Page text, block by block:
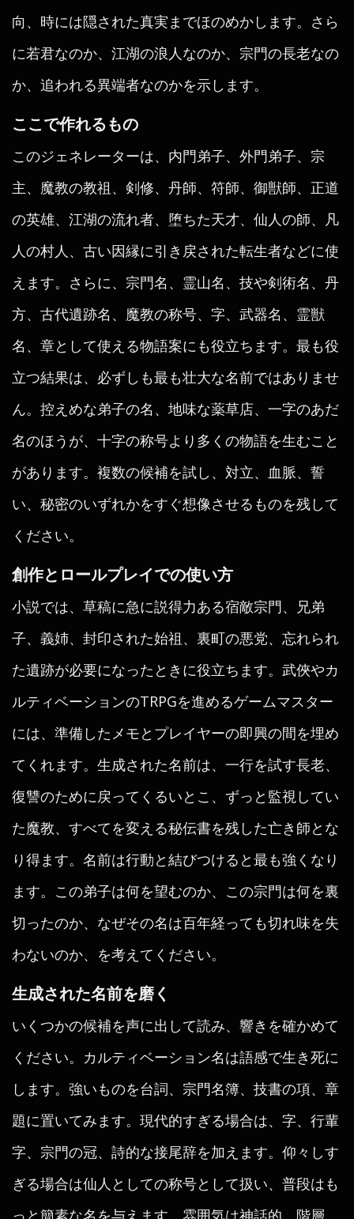
向、時には隠された真実までほのめかします。さら
に若君なのか、江湖の浪人なのか、宗門の長老なの
か、追われる異端者なのかを示します。
ここで作れるもの
このジェネレーターは、内門弟子、外門弟子、宗
主、魔教の教祖、剣修、丹師、符師、御獣師、正道
の英雄、江湖の流れ者、堕ちた天才、仙人の師、凡
人の村人、古い因縁に引き戻された転生者などに使
えます。さらに、宗門名、霊山名、技や剣術名、丹
方、古代遺跡名、魔教の称号、字、武器名、霊獣
名、章として使える物語案にも役立ちます。最も役
立つ結果は、必ずしも最も壮大な名前ではありませ
ん。控えめな弟子の名、地味な薬草店、一字のあだ
名のほうが、十字の称号より多くの物語を生むこと
があります。複数の候補を試し、対立、血脈、誓
い、秘密のいずれかをすぐ想像させるものを残して
ください。
創作とロールプレイでの使い方
小説では、草稿に急に説得力ある宿敵宗門、兄弟
子、義姉、封印された始祖、裏町の悪党、忘れられ
た遺跡が必要になったときに役立ちます。武俠やカ
ルティベーションのTRPGを進めるゲームマスター
には、準備したメモとプレイヤーの即興の間を埋め
てくれます。生成された名前は、一行を試す長老、
復讐のために戻ってくるいとこ、ずっと監視してい
た魔教、すべてを変える秘伝書を残した亡き師とな
り得ます。名前は行動と結びつけると最も強くなり
ます。この弟子は何を望むのか、この宗門は何を裏
切ったのか、なぜその名は百年経っても切れ味を失
わないのか、を考えてください。
生成された名前を磨く
いくつかの候補を声に出して読み、響きを確かめて
ください。カルティベーション名は語感で生き死に
します。強いものを台詞、宗門名簿、技書の項、章
題に置いてみます。現代的すぎる場合は、字、行輩
字、宗門の冠、詩的な接尾辞を加えます。仰々しす
ぎる場合は仙人としての称号として扱い、普段はも
っと簡素な名を与えます。雰囲気は神話的、階層